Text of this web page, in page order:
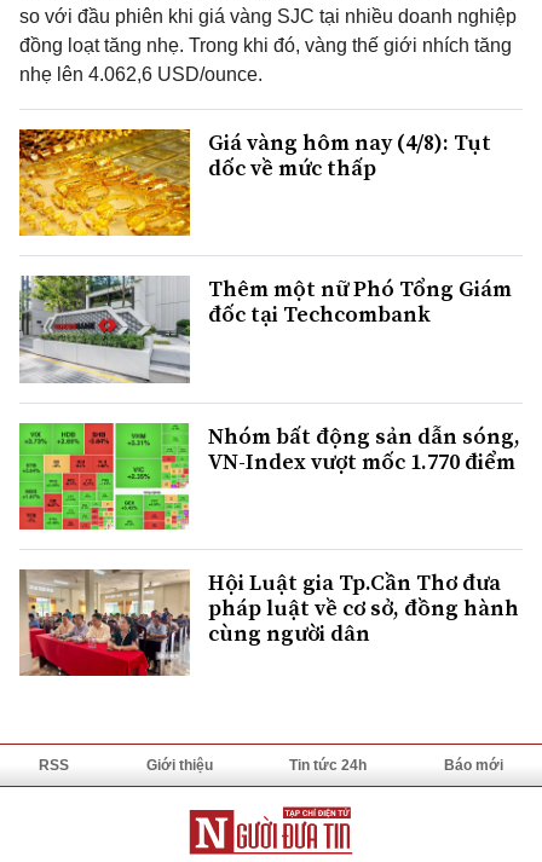
so với đầu phiên khi giá vàng SJC tại nhiều doanh nghiệp
đồng loạt tăng nhẹ. Trong khi đó, vàng thế giới nhích tăng
nhẹ lên 4.062,6 USD/ounce.
Giá vàng hôm nay (4/8): Tụt
dốc về mức thấp
Thêm một nữ Phó Tổng Giám
đốc tại Techcombank
Nhóm bất động sản dẫn sóng,
VN-Index vượt mốc 1.770 điểm
Hội Luật gia Tp.Cần Thơ đưa
pháp luật về cơ sở, đồng hành
cùng người dân
RSS Giới thiệu Tin tức 24h Báo mới